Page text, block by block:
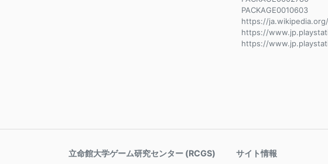
PACKAGE0010603
https://
https://
https://
立命館大学ゲーム研究センター (RCGS) サイト情報